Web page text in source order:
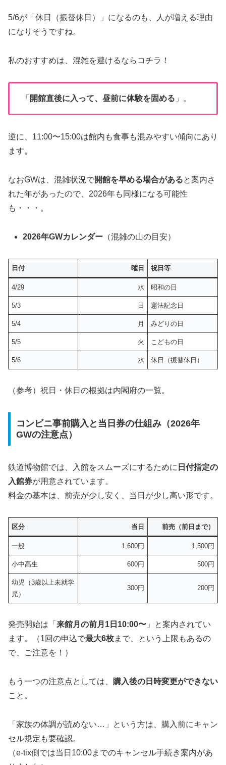
5/6が「休日（振替休日）」になるのも、人が増える理由
になりそうですね。
私のおすすめは、混雑を避けるならコチラ！
「 開館直後に入って、昼前に体験を固める 」。
逆に、11:00〜15:00は館内も食事も混みやすい傾向にあり
ます。
なおGWは、混雑状況で開館を早める場合があると案内さ
れた年があったので、2026年も同様になる可能性
も・・・。
2026年GWカレンダー （混雑の山の目安）
日付 曜日 祝日等
4/29 水 昭和の日
5/3 日 憲法記念日
5/4 月 みどりの日
5/5 火 こどもの日
5/6 水 休日（振替休日）
（参考）祝日・休日の根拠は内閣府の一覧。
コンビニ事前購入と当日券の仕組み（2026年
GWの注意点）
鉄道博物館では、入館をスムーズにするために 日付指定の
入館券が用意されています。
料金の基本は、前売が少し安く、当日が少し高い形です。
区分 当日 前売（前日まで）
一般 1,600円 1,500円
小中高生 600円 500円
幼児（3歳以上未就学
児）
300円 200円
発売開始は「 来館月の前月1日10:00〜 」と案内されてい
ます。（1回の申込で最大6枚まで、という上限もあるの
で、ご注意を！）
もう一つの注意点としては、 購入後の日時変更ができない
こと。
「家族の体調が読めない…」という方は、購入前にキャン
セル規定も要確認。
（e-tix側では当日10:00までのキャンセル手続き案内があ